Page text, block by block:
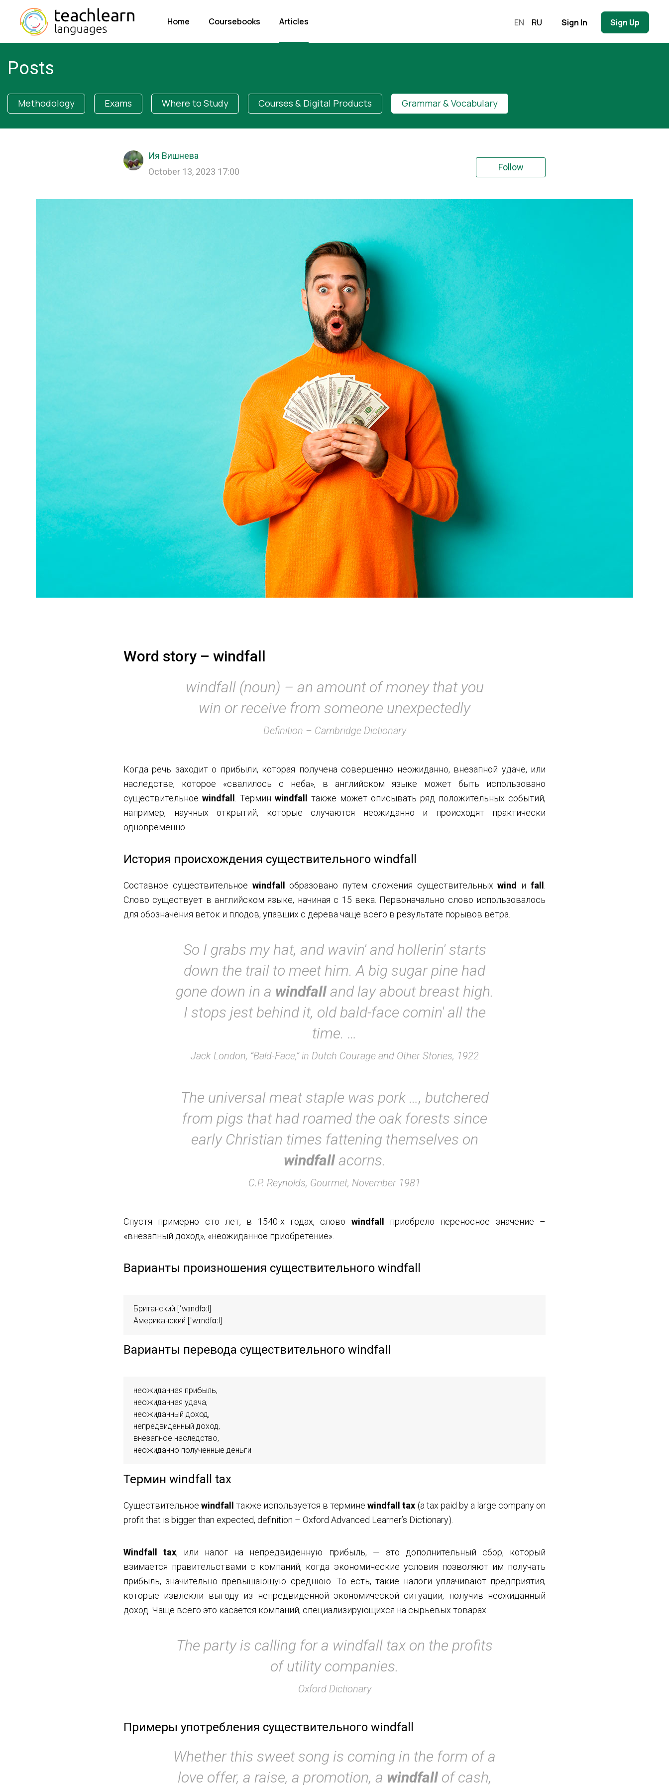
Home Coursebooks Articles EN RU Sign In Sign Up
Posts
Methodology Exams Where to Study Courses & Digital Products Grammar & Vocabulary
Ия Вишнева
October 13, 2023 17:00
Follow
Word story – windfall
windfall (noun) – an amount of money that you
win or receive from someone unexpectedly
Definition – Cambridge Dictionary
Когда речь заходит о прибыли, которая получена совершенно неожиданно, внезапной удаче, или
наследстве, которое «свалилось с неба», в английском языке может быть использовано
существительное windfall . Термин windfall также может описывать ряд положительных событий,
например, научных открытий, которые случаются неожиданно и происходят практически
одновременно.
История происхождения существительного windfall
Составное существительное windfall образовано путем сложения существительныхwind иfall
Слово существует в английском языке, начиная с 15 века. Первоначально слово использовалось
для обозначения веток и плодов, упавших с дерева чаще всего в результате порывов ветра.
So I grabs my hat, and wavin' and hollerin' starts
down the trail to meet him. A big sugar pine had
gone down in a windfalland lay about breast high.
I stops jest behind it, old bald-face comin' all the
time. …
Jack London, “Bald-Face,” in Dutch Courage and Other Stories, 1922
The universal meat staple was pork …, butchered
from pigs that had roamed the oak forests since
early Christian times fattening themselves on
windfallacorns.
C.P. Reynolds, Gourmet, November 1981
Спустя примерно сто лет, в 1540-х годах, слово windfall приобрело переносное значение –
«внезапный доход», «неожиданное приобретение».
Варианты произношения существительного windfall
Британский [ˈwɪndfɔːl]
Американский [ˈwɪndfɑːl]
Варианты перевода существительного windfall
неожиданная прибыль,
неожиданная удача,
неожиданный доход,
непредвиденный доход,
внезапное наследство,
неожиданно полученные деньги
Термин windfall tax
Существительноеwindfall также используется в терминеwindfall tax (a tax paid by a large company on
profit that is bigger than expected, definition – Oxford Advanced Learner’s Dictionary).
Windfall tax, или налог на непредвиденную прибыль, — это дополнительный сбор, который
взимается правительствами с компаний, когда экономические условия позволяют им получать
прибыль, значительно превышающую среднюю. То есть, такие налоги уплачивают предприятия,
которые извлекли выгоду из непредвиденной экономической ситуации, получив неожиданный
доход. Чаще всего это касается компаний, специализирующихся на сырьевых товарах.
The party is calling for a windfall tax on the profits
of utility companies.
Oxford Dictionary
Примеры употребления существительного windfall
Whether this sweet song is coming in the form of a
love offer, a raise, a promotion, a windfallof cash,